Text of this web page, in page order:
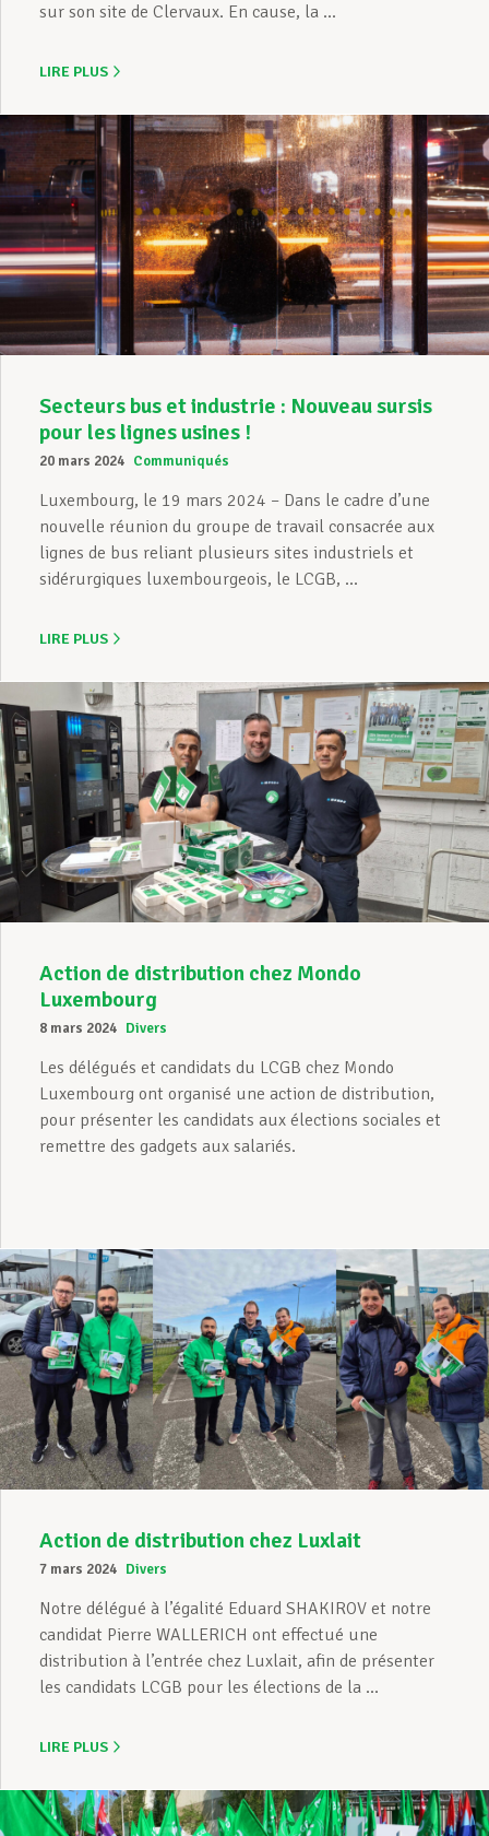
sur son site de Clervaux. En cause, la ...
LIRE PLUS
Secteurs bus et industrie : Nouveau sursis
pour les lignes usines !
20 mars 2024 Communiqués
Luxembourg, le 19 mars 2024 – Dans le cadre d’une
nouvelle réunion du groupe de travail consacrée aux
lignes de bus reliant plusieurs sites industriels et
sidérurgiques luxembourgeois, le LCGB, ...
LIRE PLUS
Action de distribution chez Mondo
Luxembourg
8 mars 2024 Divers
Les délégués et candidats du LCGB chez Mondo
Luxembourg ont organisé une action de distribution,
pour présenter les candidats aux élections sociales et
remettre des gadgets aux salariés.
Action de distribution chez Luxlait
7 mars 2024 Divers
Notre délégué à l’égalité Eduard SHAKIROV et notre
candidat Pierre WALLERICH ont effectué une
distribution à l’entrée chez Luxlait, afin de présenter
les candidats LCGB pour les élections de la ...
LIRE PLUS